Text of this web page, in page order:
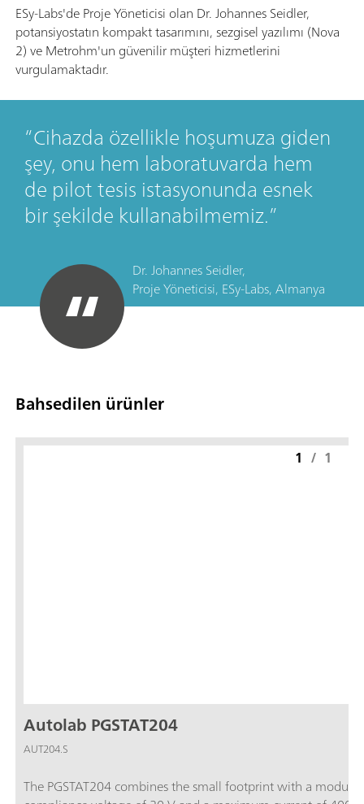
ESy-Labs'de Proje Yöneticisi olan Dr. Johannes Seidler,
potansiyostatın kompakt tasarımını, sezgisel yazılımı (Nova
2) ve Metrohm'un güvenilir müşteri hizmetlerini
vurgulamaktadır.
Cihazda özellikle hoşumuza giden
şey, onu hem laboratuvarda hem
de pilot tesis istasyonunda esnek
bir şekilde kullanabilmemiz.
Dr. Johannes Seidler,
Proje Yöneticisi, ESy-Labs, Almanya
Bahsedilen ürünler
Autolab PGSTAT204
AUT204.S
The PGSTAT204 combines the small footprint with a
1 / 1